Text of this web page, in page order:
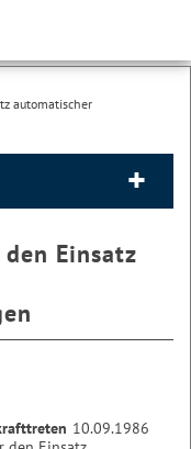
automatischer
Einsatz
10.09.1986